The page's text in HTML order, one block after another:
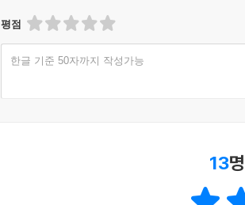
평점
한글 기준 50자까지 작성가능
13